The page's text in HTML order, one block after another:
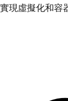
實現虛擬化和容